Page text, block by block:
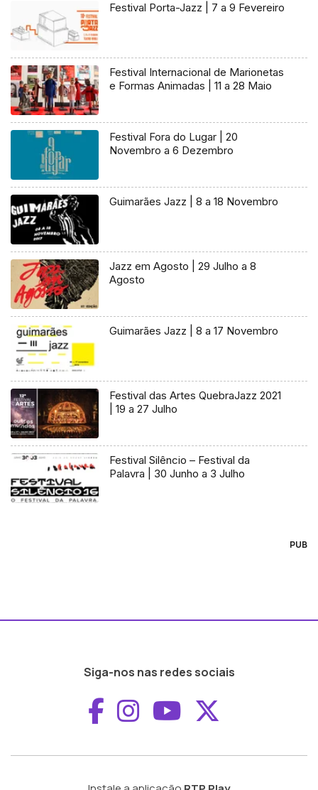
Festival Porta-Jazz | 7 a 9 Fevereiro
Festival Internacional de Marionetas
e Formas Animadas | 11 a 28 Maio
Festival Fora do Lugar | 20
Novembro a 6 Dezembro
Guimarães Jazz | 8 a 18 Novembro
Jazz em Agosto | 29 Julho a 8
Agosto
Guimarães Jazz | 8 a 17 Novembro
Festival das Artes QuebraJazz 2021
| 19 a 27 Julho
Festival Silêncio – Festival da
Palavra | 30 Junho a 3 Julho
PUB
Siga-nos nas redes sociais
Aceder ao
Aceder ao
Aceder ao